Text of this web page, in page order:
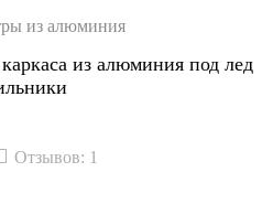
из алюминия
из алюминия под лед
Отзывов: 1